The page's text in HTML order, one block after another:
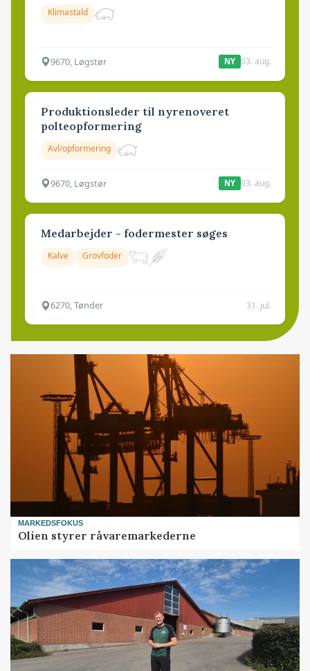
Klimastald
9670, Løgstør NY 03. aug.
Produktionsleder til nyrenoveret
polteopformering
Avl/opformering
9670, Løgstør NY 03. aug.
Medarbejder - fodermester søges
Kalve Grovfoder
6270, Tønder 31. jul.
MARKEDSFOKUS
Olien styrer råvaremarkederne